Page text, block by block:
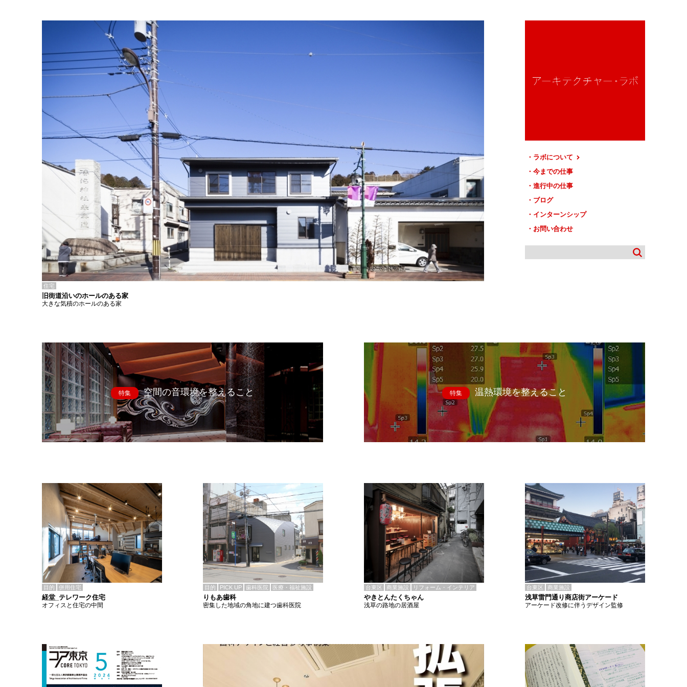
ラボについて
今までの仕事
進行中の仕事
ブログ
インターンシップ
お問い合わせ
住宅
旧街道沿いのホールのある家
大きな気積のホールのある家
特集 空間の音環境を整えること 特集 温熱環境を整えること
目的 併用住宅
経堂_テレワーク住宅
オフィスと住宅の中間
目的 PICK UP 歯科医院 医療・福祉施設
りもあ歯科
密集した地域の角地に建つ歯科医院
台東区 商業施設 リフォーム・インテリア
やきとんたくちゃん
浅草の路地の居酒屋
台東区 商業施設
浅草雷門通り商店街アーケード
アーケード改修に伴うデザイン監修